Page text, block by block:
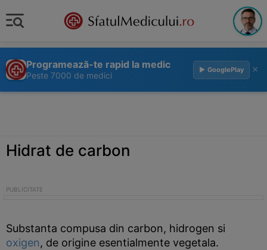
Programează-te rapid la medic
Peste 7000 de medici
▶ GooglePlay ×
Hidrat de carbon
Substanta compusa din carbon, hidrogen si
oxigen, de origine esentialmente vegetala.